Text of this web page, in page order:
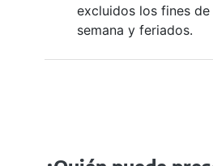
excluidos los fines de
semana y feriados.